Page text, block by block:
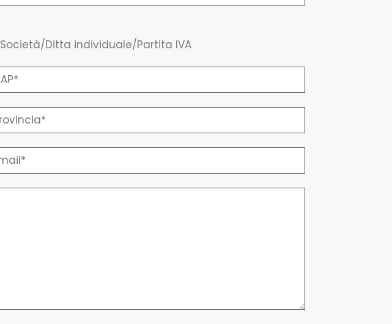
Società/Ditta individuale/Partita IVA